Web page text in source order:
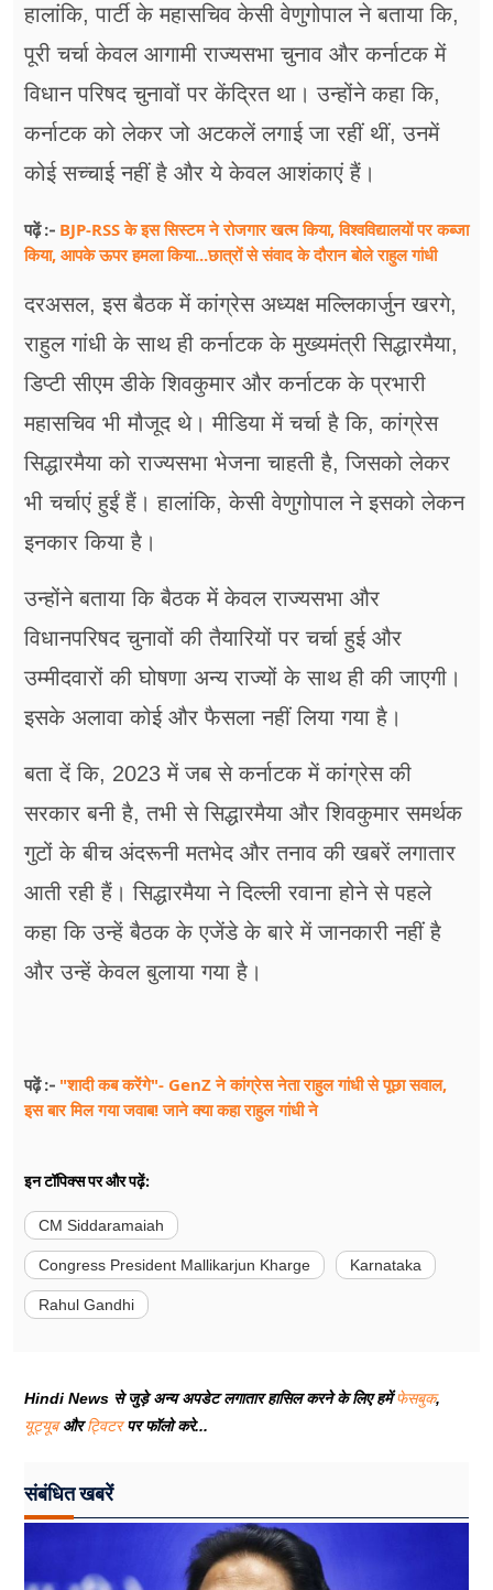
हालांकि, पार्टी के महासचिव केसी वेणुगोपाल ने बताया कि,
पूरी चर्चा केवल आगामी राज्यसभा चुनाव और कर्नाटक में
विधान परिषद चुनावों पर केंद्रित था। उन्होंने कहा कि,
कर्नाटक को लेकर जो अटकलें लगाई जा रहीं थीं, उनमें
कोई सच्चाई नहीं है और ये केवल आशंकाएं हैं।
पढ़ें :- BJP-RSS के इस सिस्टम ने रोजगार खत्म किया, विश्वविद्यालयों पर कब्जा
किया, आपके ऊपर हमला किया...छात्रों से संवाद के दौरान बोले राहुल गांधी
दरअसल, इस बैठक में कांग्रेस अध्यक्ष मल्लिकार्जुन खरगे,
राहुल गांधी के साथ ही कर्नाटक के मुख्यमंत्री सिद्धारमैया,
डिप्टी सीएम ​डीके शिवकुमार और कर्नाटक के प्रभारी
महासचिव भी मौजूद थे। मीडिया में चर्चा है कि, कांग्रेस
सिद्धारमैया को राज्यसभा भेजना चाहती है, जिसको लेकर
भी चर्चाएं हुईं हैं। हालांकि, केसी वेणुगोपाल ने इसको लेकन
इनकार किया है।
उन्होंने बताया कि बैठक में केवल राज्यसभा और
विधानपरिषद चुनावों की तैयारियों पर चर्चा हुई और
उम्मीदवारों की घोषणा अन्य राज्यों के साथ ही की जाएगी।
इसके अलावा कोई और फैसला नहीं लिया गया है।
बता दें कि, 2023 में जब से कर्नाटक में कांग्रेस की
सरकार बनी है, तभी से सिद्धारमैया और शिवकुमार समर्थक
गुटों के बीच अंदरूनी मतभेद और तनाव की खबरें लगातार
आती रही हैं। सिद्धारमैया ने दिल्ली रवाना होने से पहले
कहा कि उन्हें बैठक के एजेंडे के बारे में जानकारी नहीं है
और उन्हें केवल बुलाया गया है।
पढ़ें :- "शादी कब करेंगे"- GenZ ने कांग्रेस नेता राहुल गांधी से पूछा सवाल,
इस बार मिल गया जवाब! जाने क्या कहा राहुल गांधी ने
इन टॉपिक्स पर और पढ़ें:
CM Siddaramaiah
Congress President Mallikarjun Kharge Karnataka
Rahul Gandhi
Hindi News से जुड़े अन्य अपडेट लगातार हासिल करने के लिए हमेंफेसबुक,
यूट्यूबऔरट्विटरपर फॉलो करे...
संबंधित खबरें